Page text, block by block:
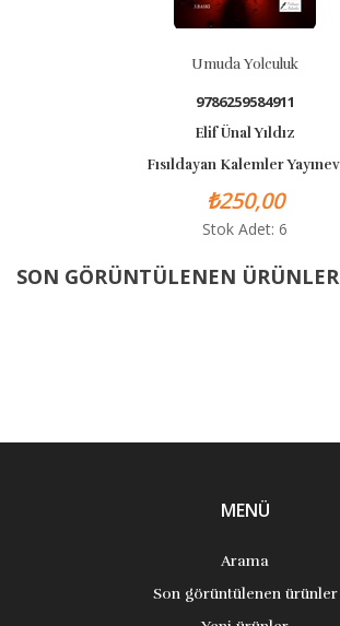
Umuda Yolculuk
9786259584911
Elif Ünal Yıldız
Fısıldayan Kalemler Yayınevi
SON GÖRÜNTÜLENEN ÜRÜNLER
MENÜ
Arama
Son görüntülenen ürünler